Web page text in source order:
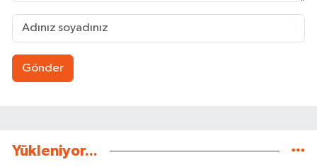
Gönder
Yükleniyor...